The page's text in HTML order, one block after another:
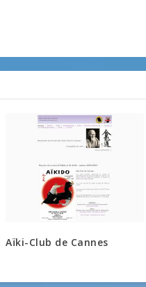
Aïki-Club de Cannes